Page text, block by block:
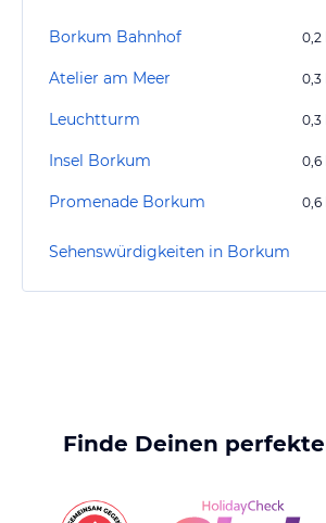
Borkum Bahnhof 0,2
Atelier am Meer 0,3
Leuchtturm 0,3
Insel Borkum 0,6
Promenade Borkum 0,6
Sehenswürdigkeiten in Borkum
Finde Deinen